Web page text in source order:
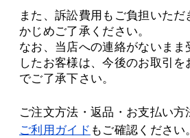
また、訴訟費用もご負担いただ
かじめご了承ください。
なお、当店への連絡がないまま
したお客様は、今後のお取引
でご了承下さい。
ご注文方法・返品・お支払い方
ご利用ガイド もご確認ください